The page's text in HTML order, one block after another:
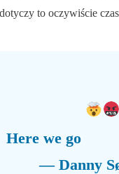
to oczywiście
Here we go
— Danny